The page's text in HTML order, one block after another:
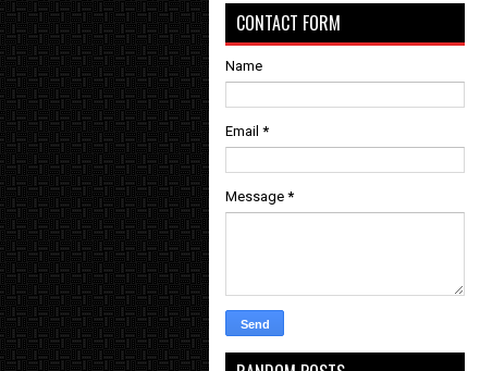
CONTACT FORM
Name
Email *
Message *